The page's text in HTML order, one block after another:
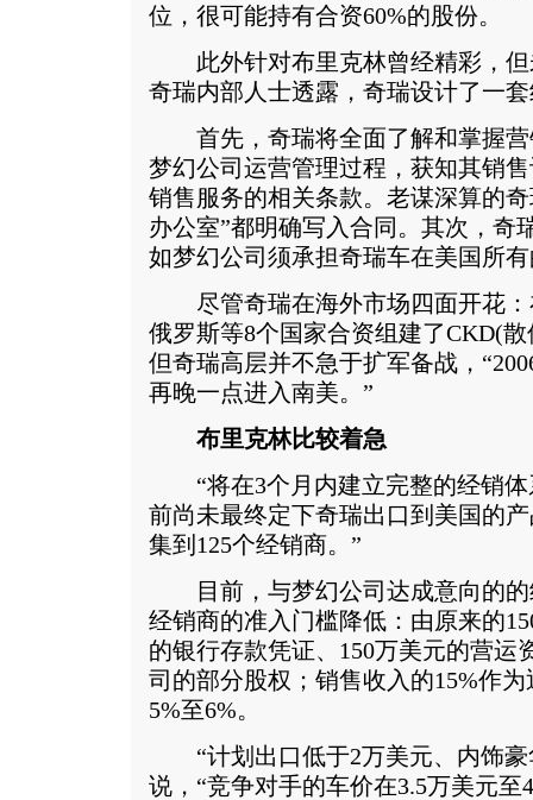
位，很可能持有合资60%的股份。
此外针对布里克林曾经精彩，但
奇瑞内部人士透露，奇瑞设计了一
首先，奇瑞将全面了解和掌握营
梦幻公司运营管理过程，获知其销
销售服务的相关条款。老谋深算的
办公室”都明确写入合同。其次，奇
如梦幻公司须承担奇瑞车在美国所
尽管奇瑞在海外市场四面开花：
俄罗斯等8个国家合资组建了CKD(
但奇瑞高层并不急于扩军备战，
再晚一点进入南美。”
布里克林比较着急
“将在3个月内建立完整的经销体
前尚未最终定下奇瑞出口到美国的
集到125个经销商。”
目前，与梦幻公司达成意向的的
经销商的准入门槛降低：由原来的
的银行存款凭证、150万美元的营运
司的部分股权；销售收入的15%作
5%至6%。
“计划出口低于2万美元、内饰豪
说，“竞争对手的车价在3.5万美元至